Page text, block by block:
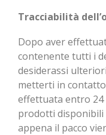
Tracciabilità
Dopo aver
contenente tutti i
desiderassi
metterti in
effettuata entro 24
prodotti disponibili
appena il pacco